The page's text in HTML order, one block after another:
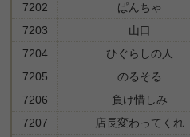
7202
ぱんちゃ
7203
山口
7204
ひぐらしの人
7205
のるそる
7206
負け惜しみ
7207
店長変わってくれ